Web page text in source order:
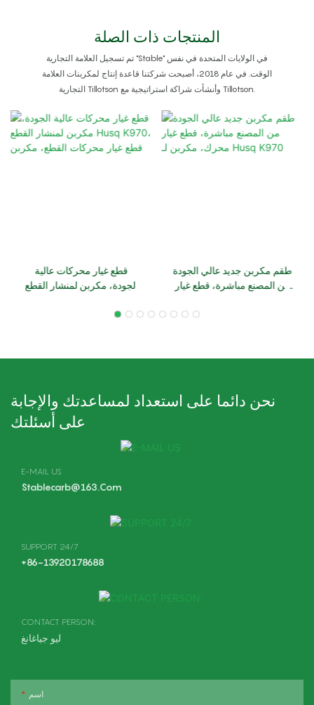
المنتجات ذات الصلة
تم تسجيل العلامة التجارية "Stable" في الولايات المتحدة في نفس
الوقت. في عام 2018، أصبحت شركتنا قاعدة إنتاج لمكربنات العلامة
التجارية Tillotson وأنشأت شراكة استراتيجية مع Tillotson.
قطع غيار محركات عالية
الجودة، مكربن ​​لمنشار القطع
محركات القطع، مكربن
طقم مكربن ​​جديد عالي الجودة
من المصنع مباشرة، قطع غيار
نحن دائما على استعداد لمساعدتك والإجابة
على أسئلتك
E-MAIL US
Stablecarb@163.com
SUPPORT 24/7
+86-13920178688
CONTACT PERSON:
ليو جياغانغ
اسم